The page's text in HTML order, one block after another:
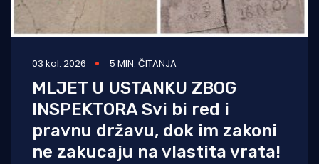
03 kol. 2026 5 MIN. ČITANJA
MLJET U USTANKU ZBOG
INSPEKTORA Svi bi red i
pravnu državu, dok im zakoni
ne zakucaju na vlastita vrata!